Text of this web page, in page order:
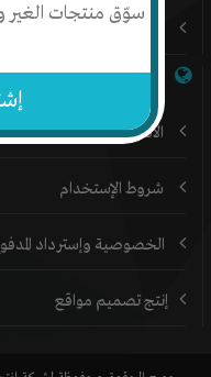
سوّق منتجات الغير
المنتدي
خدمات إنتج
الأفلييت
شروط الإستخدام
الخصوصية وإسترداد
إنتج تصميم مواقع